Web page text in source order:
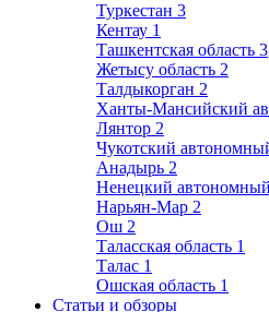
Туркестан 3
Кентау 1
Ташкентская область 3
Жетысу область 2
Талдыкорган 2
Ханты-Мансийский
Лянтор 2
Чукотский
Анадырь 2
Ненецкий
Нарьян-Мар 2
Ош 2
Таласская область 1
Талас 1
Ошская область 1
Статьи и обзоры